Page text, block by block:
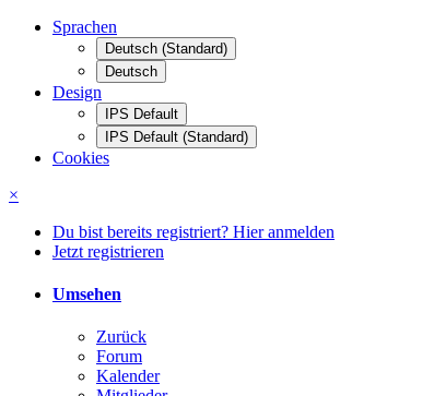
Sprachen
Deutsch (Standard)
Deutsch
Design
IPS Default
IPS Default (Standard)
Cookies
×
Du bist bereits registriert? Hier anmelden
Jetzt registrieren
Umsehen
Zurück
Forum
Kalender